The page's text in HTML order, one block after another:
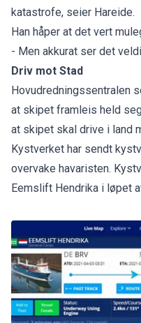
katastrofe, seier Hareide.
Han håper at det vert
- Men akkurat ser det
Driv mot Stad
Hovudredningssentralen
at skipet framleis held
at skipet skal drive i land
Kystverket har sendt
overvake havaristen.
Eemslift Hendrika i løpet